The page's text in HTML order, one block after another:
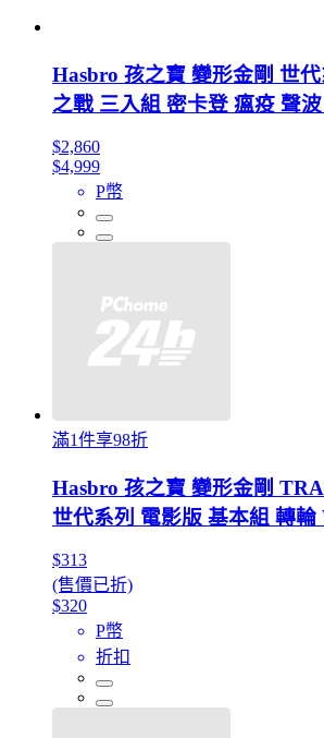
Hasbro 孩之寶 變形金剛 世
之戰 三入組 密卡登 瘟疫 聲波
$2,860
$4,999
P幣
滿1件享98折
Hasbro 孩之寶 變形金剛
世代系列 電影版 基本組 轉
$313
(售價已折)
$320
P幣
折扣